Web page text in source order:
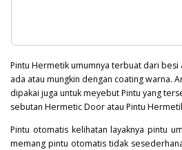
Pintu Hermetik umumnya terbuat dari besi
ada atau mungkin dengan coating warna.
dipakai juga untuk meyebut Pintu yang
sebutan Hermetic Door atau Pintu
Pintu otomatis kelihatan layaknya pintu
memang pintu otomatis tidak